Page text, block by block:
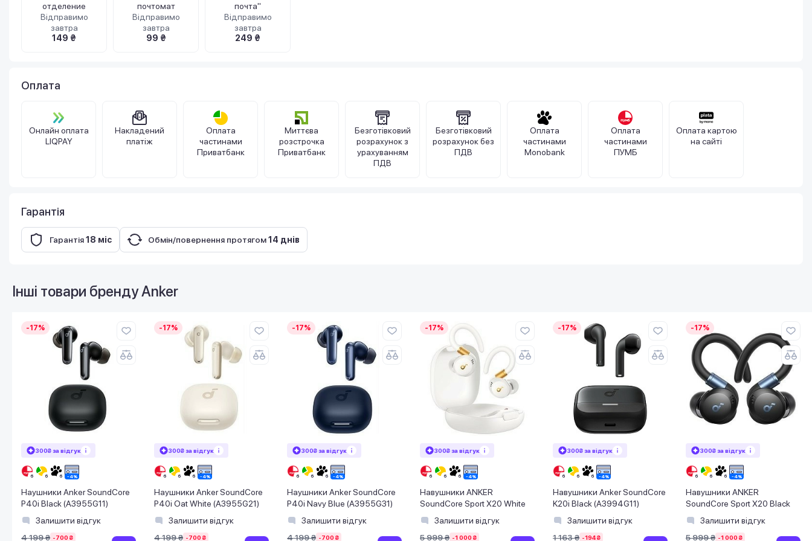
отделение
Відправимо
завтра
149 ₴
почтомат
Відправимо
завтра
99 ₴
почта"
Відправимо
завтра
249 ₴
Оплата
Онлайн оплата
LIQPAY
Накладений
платіж
Оплата
частинами
Приватбанк
Миттєва
розстрочка
Приватбанк
Безготівковий
розрахунок з
урахуванням
ПДВ
Безготівковий
розрахунок без
ПДВ
Оплата
частинами
Monobank
Оплата
частинами
ПУМБ
Оплата картою
на сайті
Гарантія
Гарантія18 міс Обмін/повернення протягом14 днів
Інші товари брендуAnker
-17%
300₴ за відгук
Наушники Anker SoundCore
P40i Black (A3955G11)
Залишити відгук
4 199 ₴ -700 ₴
-17%
300₴ за відгук
Наушники Anker SoundCore
P40i Oat White (A3955G21)
Залишити відгук
4 199 ₴ -700 ₴
-17%
300₴ за відгук
Наушники Anker SoundCore
P40i Navy Blue (A3955G31)
Залишити відгук
4 199 ₴ -700 ₴
-17%
300₴ за відгук
Навушники ANKER
SoundСore Sport X20 White
Залишити відгук
5 999 ₴ -1 000 ₴
-17%
300₴ за відгук
Навушники Anker SoundCore
K20i Black (A3994G11)
Залишити відгук
1 163 ₴ -194 ₴
-17%
300₴ за відгук
Навушники ANKER
SoundСore Sport X20 Black
Залишити відгук
5 999 ₴ -1 000 ₴